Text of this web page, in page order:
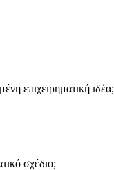
επιχειρηματική ιδέα;
σχέδιο;